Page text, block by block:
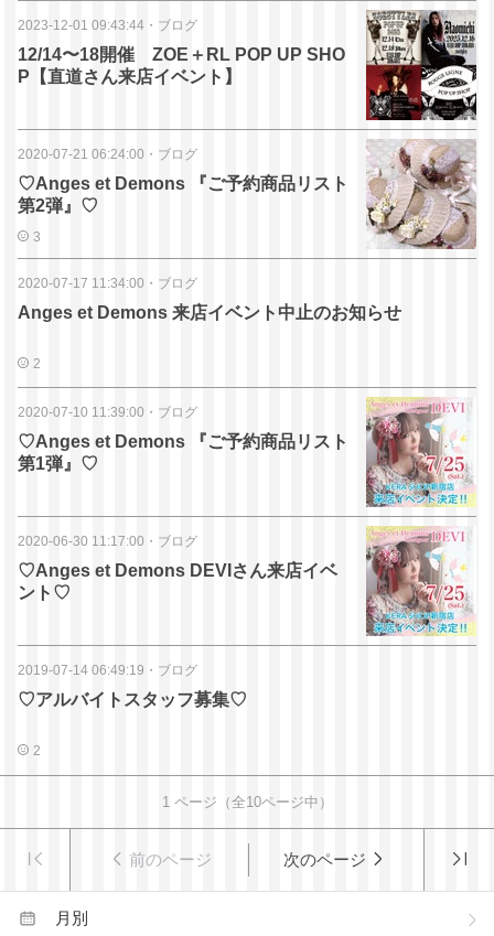
2023-12-01 09:43:44 ・ ブログ
12/14〜18開催 ZOE＋RL POP UP SHO
P【直道さん来店イベント】
2020-07-21 06:24:00 ・ ブログ
♡Anges et Demons 『ご予約商品リスト
第2弾』♡
3
2020-07-17 11:34:00 ・ ブログ
Anges et Demons 来店イベント中止のお知らせ
2
2020-07-10 11:39:00 ・ ブログ
♡Anges et Demons 『ご予約商品リスト
第1弾』♡
2020-06-30 11:17:00 ・ ブログ
♡Anges et Demons DEVIさん来店イベ
ント♡
2019-07-14 06:49:19 ・ ブログ
♡アルバイトスタッフ募集♡
2
1ページ（全10ページ中）
前のページ 次のページ
月別